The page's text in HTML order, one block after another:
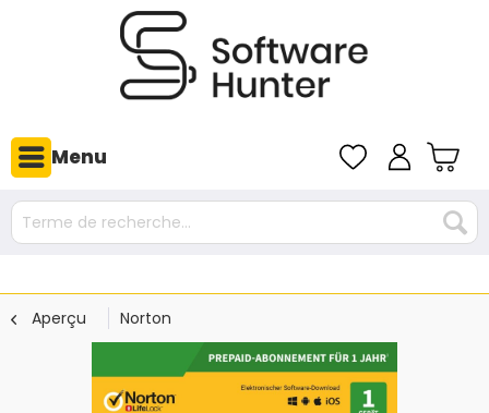
Menu
Aperçu Norton